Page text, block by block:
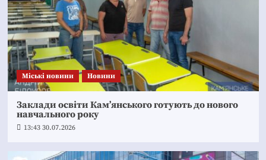
Mіські новини Новини
Заклади освіти Кам’янського готують до нового
навчального року
13:43 30.07.2026